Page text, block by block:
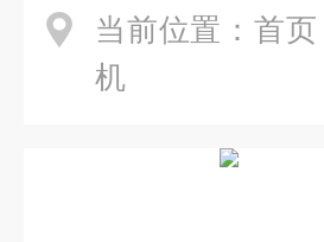
当前位置： 首页
机